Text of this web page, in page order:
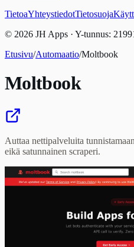
TietoaYhteystiedotTietosuoja
© 2026 JH Apps · Y-tunnus:
Etusivu/Automaatio/Moltbook
Moltbook
Auttaa nettipalveluita
eikä satunnainen scraperi.